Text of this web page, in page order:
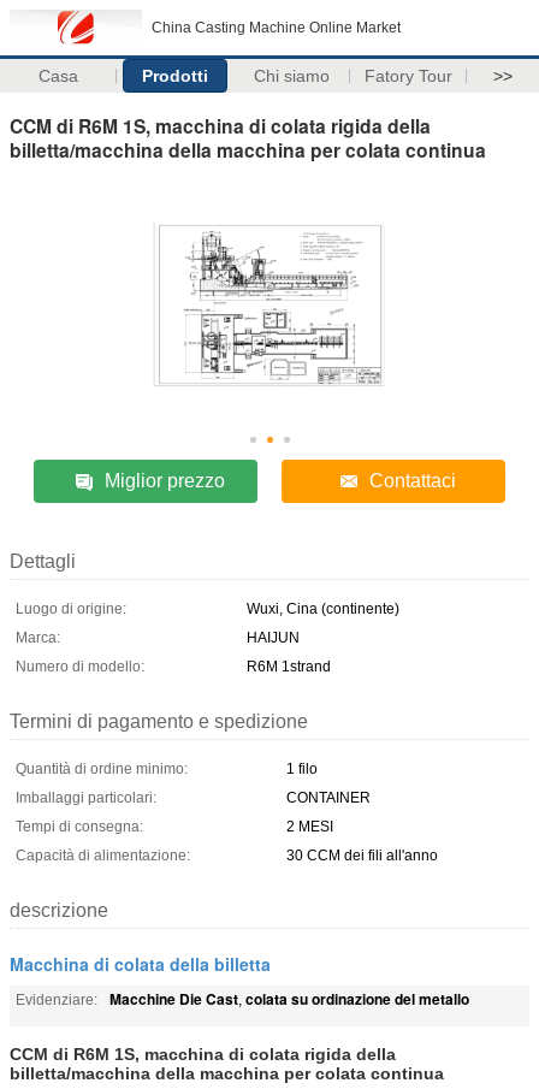
China Casting Machine Online Market
Casa Prodotti Chi siamo Fatory Tour >>
CCM di R6M 1S, macchina di colata rigida della
billetta/macchina della macchina per colata continua
Miglior prezzo Contattaci
Dettagli
Luogo di origine:
Wuxi, Cina (continente)
Marca:
HAIJUN
Numero di modello:
R6M 1strand
Termini di pagamento e spedizione
Quantità di ordine minimo:
1 filo
Imballaggi particolari:
CONTAINER
Tempi di consegna:
2 MESI
Capacità di alimentazione:
30 CCM dei fili all'anno
descrizione
Macchina di colata della billetta
Evidenziare: Macchine Die Cast, colata su ordinazione del metallo
CCM di R6M 1S, macchina di colata rigida della
billetta/macchina della macchina per colata continua